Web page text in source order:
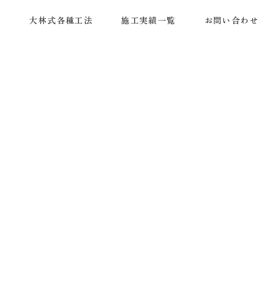
大林式各種工法 施工実績一覧 お問い合わせ